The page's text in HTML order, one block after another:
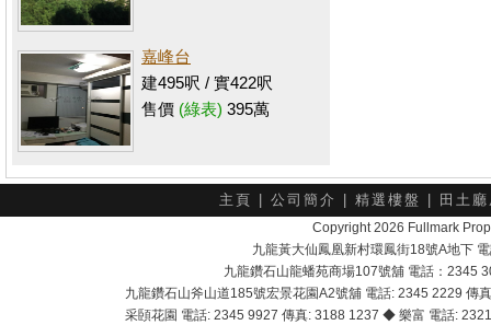
嘉峰台
建495呎 / 實422呎
售價 (綠表) 395萬
主頁 公司簡介 精選樓盤 田土
Copyright 2026 Fullmark
九龍黃大仙鳳凰新村環鳳街18號A地下
九龍鑽石山龍蟠苑商場107號舖 電話：2345
九龍鑽石山斧山道185號宏景花園A2號舖 電話: 2345 2229
采頣花園 電話: 2345 9927 傳真: 3188 1237 ◆ 樂富 電話: